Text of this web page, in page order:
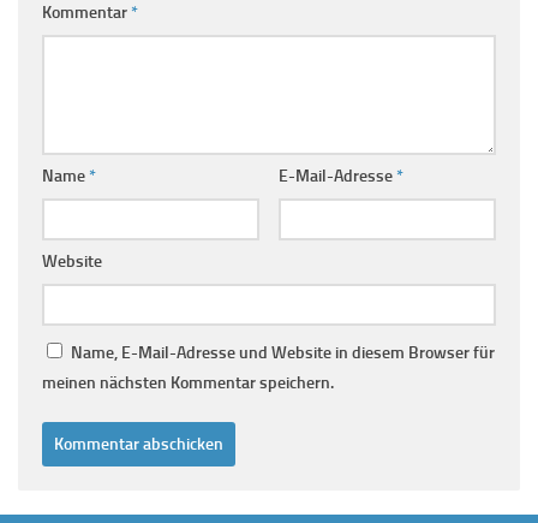
Kommentar*
Name* E-Mail-Adresse*
Website
Name, E-Mail-Adresse und Website in diesem Browser für
meinen nächsten Kommentar speichern.